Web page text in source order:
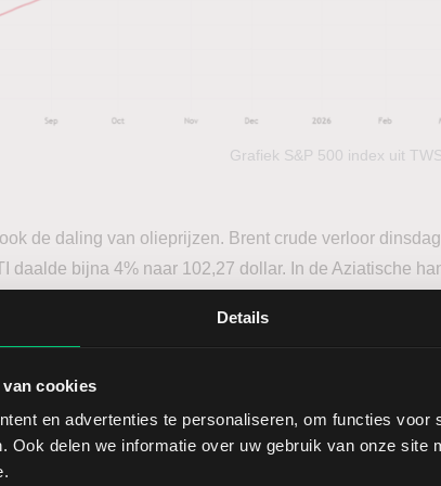
Details
cookies
en advertenties te personaliseren, om functies voor
Ook delen we informatie over uw gebruik van onze site
Grafiek S&P 500 index uit
de daling van olieprijzen. Brent crude verloor
daalde bijna 4% naar 102,27 dollar. In de Aziatische
met Iran voorlopig grotendeels standhoudt.
een gemengd beeld. Het aantal openstaande
nog net boven de verwachting van 6,8 miljoen. De
maar nog altijd boven de grens van 50 die groei